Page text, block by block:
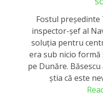
Fostul președinte
inspector-șef al
soluția pentru
era sub nicio
pe Dunăre.
știa că este